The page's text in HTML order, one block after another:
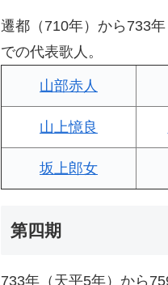
遷都（710年）から733
での代表歌人。
山部赤人
山上憶良
坂上郎女
第四期
733年（天平5年）から